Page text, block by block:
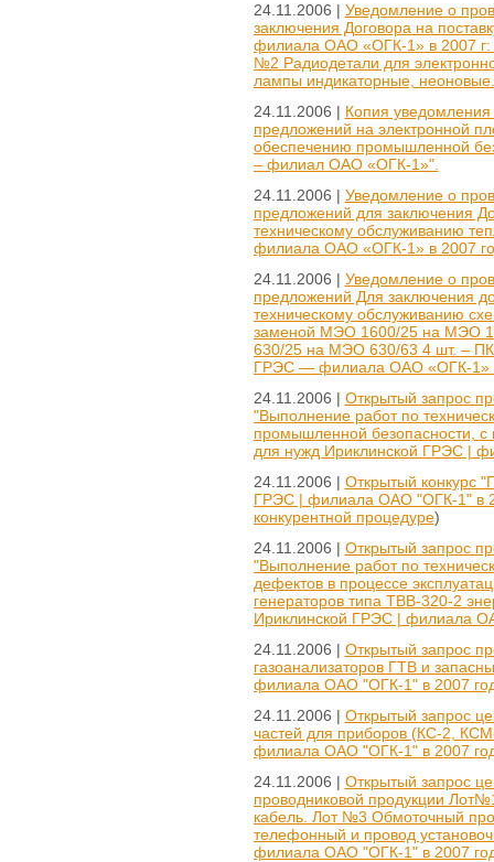
24.11.2006 | Уведомление о
заключения Договора на
филиала ОАО «ОГК-1» в 2007
№2 Радиодетали для
лампы индикаторные, неоновые.
24.11.2006 | Копия уведомления
предложений на электронной
обеспечению промышленной
– филиал ОАО «ОГК-1»".
24.11.2006 | Уведомление о
предложений для заключения
техническому обслуживанию
филиала ОАО «ОГК-1» в 2007
24.11.2006 | Уведомление о
предложений Для заключения
техническому обслуживанию
заменой МЭО 1600/25 на МЭО
630/25 на МЭО 630/63 4 шт. –
ГРЭС — филиала ОАО «ОГК-1»
24.11.2006 | Открытый запрос
"Выполнение работ по
промышленной безопасности, с
для нужд Ириклинской ГРЭС |
24.11.2006 | Открытый конкурс
ГРЭС | филиала ОАО "ОГК-1" в
конкурентной процедуре)
24.11.2006 | Открытый запрос
"Выполнение работ по
дефектов в процессе
генераторов типа ТВВ-320-2
Ириклинской ГРЭС | филиала
24.11.2006 | Открытый запрос
газоанализаторов ГТВ и
филиала ОАО "ОГК-1" в 2007
24.11.2006 | Открытый запрос
частей для приборов (КС-2,
филиала ОАО "ОГК-1" в 2007
24.11.2006 | Открытый запрос
проводниковой продукции
кабель. Лот №3 Обмоточный
телефонный и провод
филиала ОАО "ОГК-1" в 2007